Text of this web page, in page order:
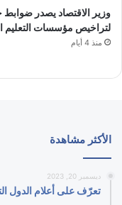
وزير الاقتصاد يصدر ضوابط
لتراخيص مؤسسات التعليم
منذ 4 أيام
الأكثر مشاهدة
ديسمبر 20, 2023
تعرّف على أعلام الدول